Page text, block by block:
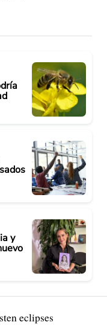
y
eclipses